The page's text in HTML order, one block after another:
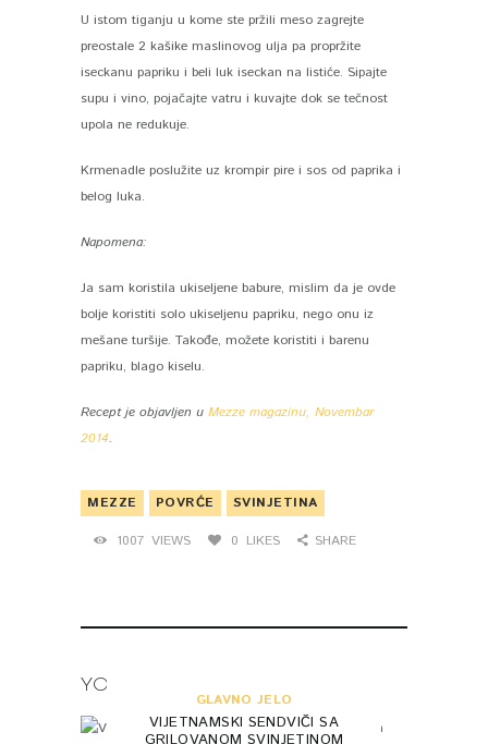
U istom tiganju u kome ste pržili meso zagrejte
preostale 2 kašike maslinovog ulja pa propržite
iseckanu papriku i beli luk iseckan na listiće. Sipajte
supu i vino, pojačajte vatru i kuvajte dok se tečnost
upola ne redukuje.
Krmenadle poslužite uz krompir pire i sos od paprika i
belog luka.
Napomena:
Ja sam koristila ukiseljene babure, mislim da je ovde
bolje koristiti solo ukiseljenu papriku, nego onu iz
mešane turšije. Takođe, možete koristiti i barenu
papriku, blago kiselu.
Recept je objavljen u Mezze magazinu, Novembar
2014.
MEZZE POVRĆE SVINJETINA
1007 VIEWS 0 LIKES SHARE
YOU MAY ALSO LIKE
GLAVNO JELO
VIJETNAMSKI SENDVIČI SA